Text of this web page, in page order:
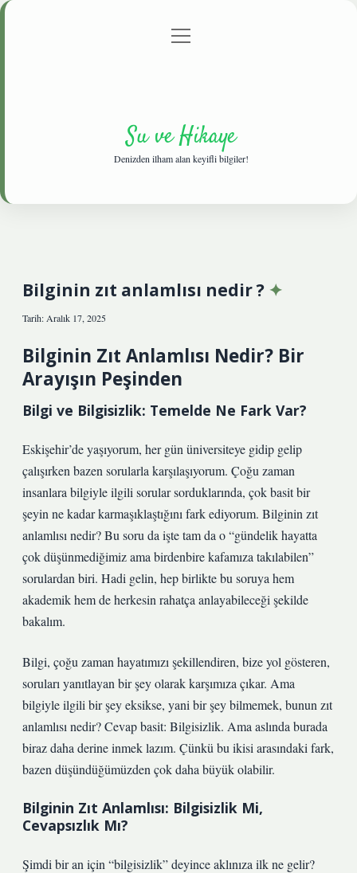
Gizlilik Politikası
menüyü
Su ve Hikaye
Denizden ilham alan keyifli bilgiler!
Bilginin zıt anlamlısı nedir ?
Tarih: Aralık 17, 2025
Bilginin Zıt Anlamlısı Nedir? Bir
Arayışın Peşinden
Bilgi ve Bilgisizlik: Temelde Ne Fark Var?
Eskişehir’de yaşıyorum, her gün üniversiteye gidip gelip
çalışırken bazen sorularla karşılaşıyorum. Çoğu zaman
insanlara bilgiyle ilgili sorular sorduklarında, çok basit bir
şeyin ne kadar karmaşıklaştığını fark ediyorum. Bilginin zıt
anlamlısı nedir? Bu soru da işte tam da o “gündelik hayatta
çok düşünmediğimiz ama birdenbire kafamıza takılabilen”
sorulardan biri. Hadi gelin, hep birlikte bu soruya hem
akademik hem de herkesin rahatça anlayabileceği şekilde
bakalım.
Bilgi, çoğu zaman hayatımızı şekillendiren, bize yol gösteren,
soruları yanıtlayan bir şey olarak karşımıza çıkar. Ama
bilgiyle ilgili bir şey eksikse, yani bir şey bilmemek, bunun zıt
anlamlısı nedir? Cevap basit: Bilgisizlik. Ama aslında burada
biraz daha derine inmek lazım. Çünkü bu ikisi arasındaki fark,
bazen düşündüğümüzden çok daha büyük olabilir.
Bilginin Zıt Anlamlısı: Bilgisizlik Mi,
Cevapsızlık Mı?
Şimdi bir an için “bilgisizlik” deyince aklınıza ilk ne gelir?